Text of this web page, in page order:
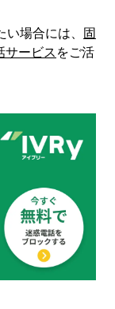
い場合には、
固
サービス をご活